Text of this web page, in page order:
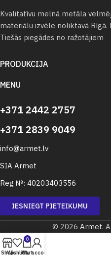
Kvalitatīvu melnā metāla
materiālu izvēle noliktavā Rīgā.
Tiešās piegādes no ražotājiem
PRODUKCIJA
MENU
+371 2442 2757
+371 2839 9049
info@armet.lv
SIA Armet
Reg №: 40203403556
IESNIEGT PIETEIKUMU
© 2026 Armet.
ShopWishlist
0
Cart
My account